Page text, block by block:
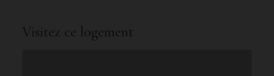
Visitez ce logement